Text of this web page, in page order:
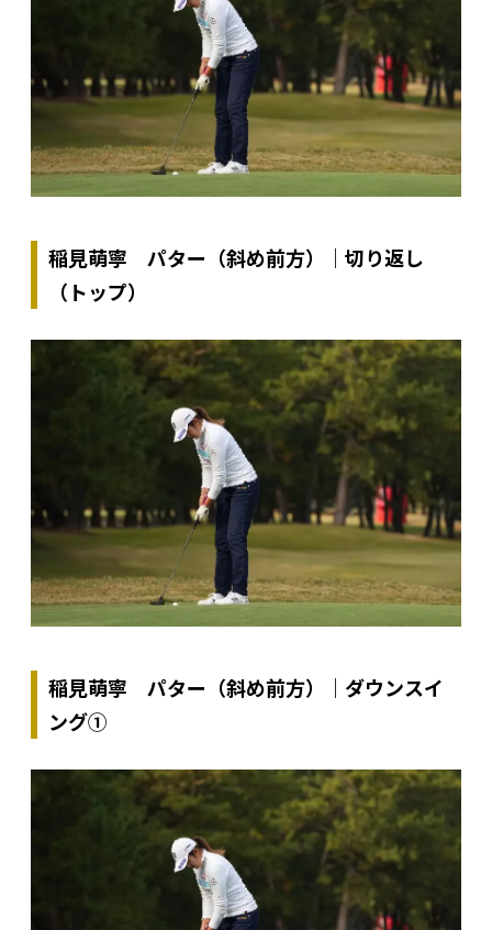
稲見萌寧 パター（斜め前方）｜切り返し
（トップ）
稲見萌寧 パター（斜め前方）｜ダウンスイ
ング①